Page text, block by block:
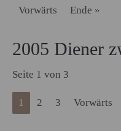
Vorwärts
Ende »
2005 Diener
Seite 1 von 3
1 2 3 Vorwärts